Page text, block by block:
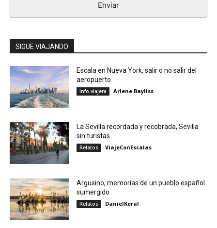
Enviar
SIGUE VIAJANDO
Escala en Nueva York, salir o no salir del
aeropuerto
Info viajera Arlene Bayliss
La Sevilla recordada y recobrada, Sevilla
sin turistas
Relatos ViajeConEscalas
Argusino, memorias de un pueblo español
sumergido
Relatos DanielKeral